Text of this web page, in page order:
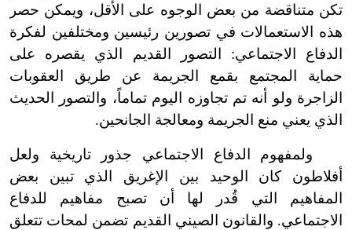
تكن متناقضة من بعض الوجوه على الأقل، ويمكن حصر
هذه الاستعمالات في تصورين رئيسين ومختلفين لفكرة
الدفاع الاجتماعي: التصور القديم الذي يقصره على
حماية المجتمع بقمع الجريمة عن طريق العقوبات
الزاجرة ولو أنه تم تجاوزه اليوم تماماً، والتصور الحديث
الذي يعني منع الجريمة ومعالجة الجانحين.
ولمفهوم الدفاع الاجتماعي جذور تاريخية ولعل
أفلاطون كان الوحيد بين الإغريق الذي تبين بعض
المفاهيم التي قُدر لها أن تصبح مفاهيم للدفاع
الاجتماعي. والقانون الصيني القديم تضمن لمحات تتعلق